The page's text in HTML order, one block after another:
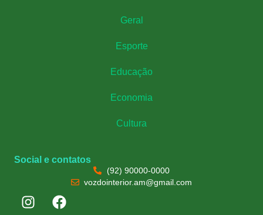
Geral
Esporte
Educação
Economia
Cultura
Social e contatos
(92) 90000-0000
vozdointerior.am@gmail.com